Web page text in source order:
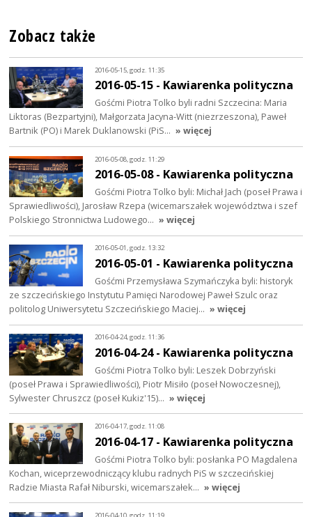
Zobacz także
2016-05-15, godz. 11:35
2016-05-15 - Kawiarenka polityczna
Gośćmi Piotra Tolko byli radni Szczecina: Maria
Liktoras (Bezpartyjni), Małgorzata Jacyna-Witt (niezrzeszona), Paweł
Bartnik (PO) i Marek Duklanowski (PiS… » więcej
2016-05-08, godz. 11:29
2016-05-08 - Kawiarenka polityczna
Gośćmi Piotra Tolko byli: Michał Jach (poseł Prawa i
Sprawiedliwości), Jarosław Rzepa (wicemarszałek województwa i szef
Polskiego Stronnictwa Ludowego… » więcej
2016-05-01, godz. 13:32
2016-05-01 - Kawiarenka polityczna
Gośćmi Przemysława Szymańczyka byli: historyk
ze szczecińskiego Instytutu Pamięci Narodowej Paweł Szulc oraz
politolog Uniwersytetu Szczecińskiego Maciej… » więcej
2016-04-24, godz. 11:36
2016-04-24 - Kawiarenka polityczna
Gośćmi Piotra Tolko byli: Leszek Dobrzyński
(poseł Prawa i Sprawiedliwości), Piotr Misiło (poseł Nowoczesnej),
Sylwester Chruszcz (poseł Kukiz'15)… » więcej
2016-04-17, godz. 11:08
2016-04-17 - Kawiarenka polityczna
Gośćmi Piotra Tolko byli: posłanka PO Magdalena
Kochan, wiceprzewodniczący klubu radnych PiS w szczecińskiej
Radzie Miasta Rafał Niburski, wicemarszałek… » więcej